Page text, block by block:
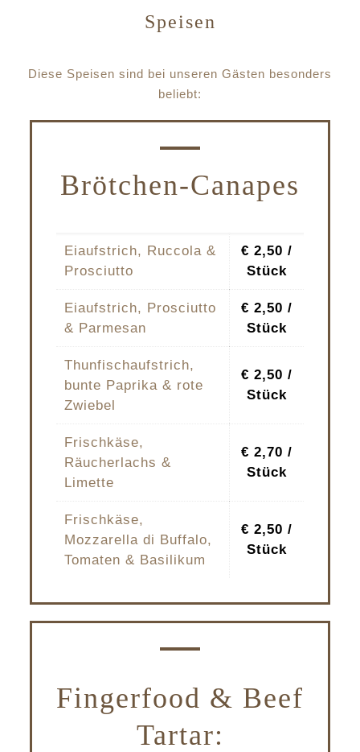
Speisen
Diese Speisen sind bei unseren Gästen besonders
beliebt:
Brötchen-Canapes
Eiaufstrich, Ruccola &
Prosciutto
€ 2,50 /
Stück
Eiaufstrich, Prosciutto
& Parmesan
€ 2,50 /
Stück
Thunfischaufstrich,
bunte Paprika & rote
Zwiebel
€ 2,50 /
Stück
Frischkäse,
Räucherlachs &
Limette
€ 2,70 /
Stück
Frischkäse,
Mozzarella di Buffalo,
Tomaten & Basilikum
€ 2,50 /
Stück
Fingerfood & Beef
Tartar: